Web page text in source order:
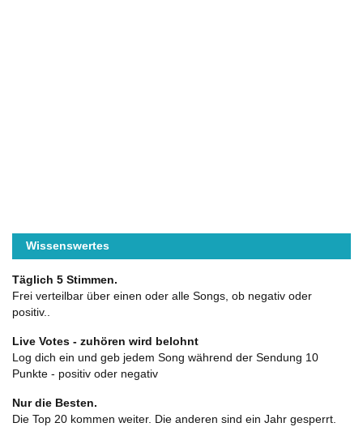
Wissenswertes
Täglich 5 Stimmen.
Frei verteilbar über einen oder alle Songs, ob negativ oder
positiv..
Live Votes - zuhören wird belohnt
Log dich ein und geb jedem Song während der Sendung 10
Punkte - positiv oder negativ
Nur die Besten.
Die Top 20 kommen weiter. Die anderen sind ein Jahr gesperrt.